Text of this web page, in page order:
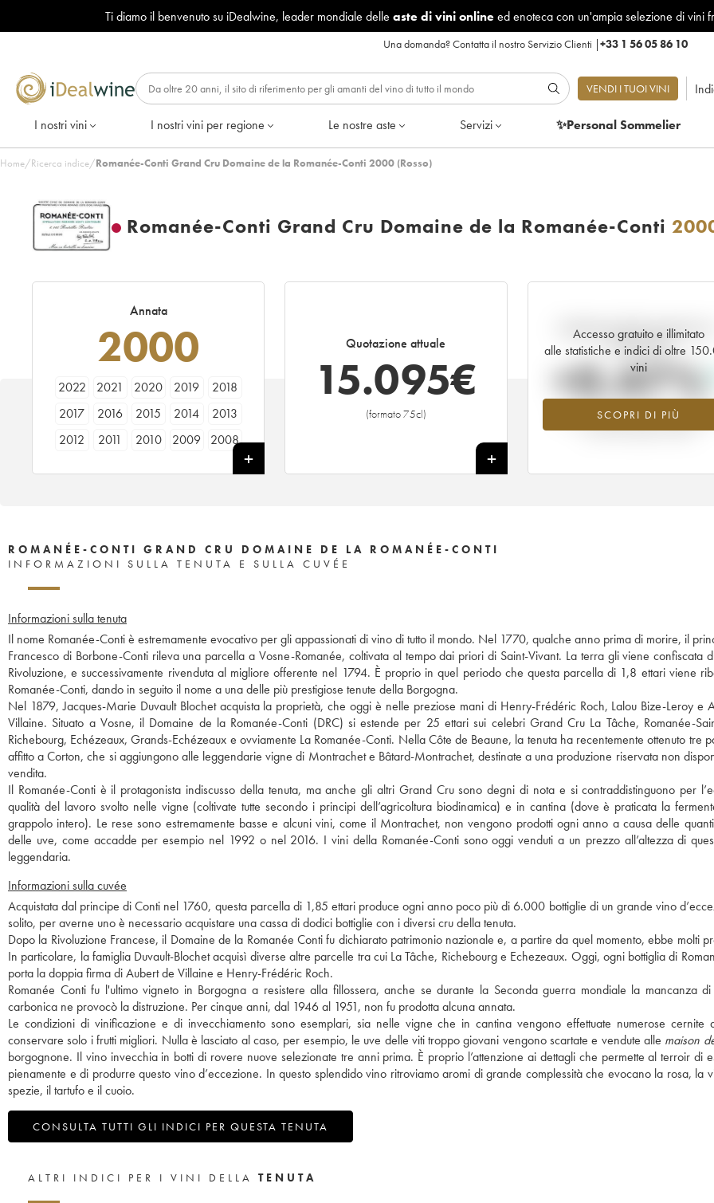
Ti diamo il benvenuto su iDealwine, leader mondiale delle aste di vini onlineed enoteca con un'ampia selezione di vini
Una domanda?Contatta il nostro Servizio Clienti |+33 1 56 05 86 10
VENDI I TUOI VINI
I nostri vini I nostri vini per regione Le nostre aste Servizi ✨Personal Sommelier
Home/Ricerca indice/Romanée-Conti Grand Cru Domaine de la Romanée-Conti 2000 (Rosso)
Romanée-Conti Grand Cru Domaine de la Romanée-Conti
Annata
2000
2022 2021 2020 2019
2018
2017
2016 2015 2014
2013
2012
2011 2010 2009
2008
1992
1991 1990 1989
1988
1987
1986 1985 1984
1983
1977
1976
1972
1970
1967
1966
1965 1964 1963
1962
1961
1960 1959 1958
1957
1956
1955 1954 1953
1952
1945
1944 1943 1942
1940
1938
1937 1935
1931
1929 1928 1927
1926
1921 1899
Quotazione attuale
15.095€
(formato 75cl)
+
Accesso gratuito e illimitato
alle statistiche e indici di oltre
vini
SCOPRI DI PIÙ
Andamento della quotazione
tempo reale
+0.47%
Valore in aumento per l'annata
nel 2026 rispetto al 2025
ROMANÉE-CONTI GRAND CRU DOMAINE DE LA ROMANÉE-CONTI
INFORMAZIONI SULLA TENUTA E SULLA CUVÉE
Informazioni sulla tenuta
Il nome Romanée-Conti è estremamente evocativo per gli appassionati di vino di tutto il mondo. Nel 1770, qualche anno prima di morire, il
Francesco di Borbone-Conti rileva una parcella a Vosne-Romanée, coltivata al tempo dai priori di Saint-Vivant. La terra gli viene confiscata
Rivoluzione, e successivamente rivenduta al migliore offerente nel 1794. È proprio in quel periodo che questa parcella di 1,8 ettari viene
Romanée-Conti, dando in seguito il nome a una delle più prestigiose tenute della Borgogna.
Nel 1879, Jacques-Marie Duvault Blochet acquista la proprietà, che oggi è nelle preziose mani di Henry-Frédéric Roch, Lalou Bize-Leroy e
Villaine. Situato a Vosne, il Domaine de la Romanée-Conti (DRC) si estende per 25 ettari sui celebri Grand Cru La Tâche, Romanée-
Richebourg, Echézeaux, Grands-Echézeaux e ovviamente La Romanée-Conti. Nella Côte de Beaune, la tenuta ha recentemente ottenuto tre
affitto a Corton, che si aggiungono alle leggendarie vigne di Montrachet e Bâtard-Montrachet, destinate a una produzione riservata non
vendita.
Il Romanée-Conti è il protagonista indiscusso della tenuta, ma anche gli altri Grand Cru sono degni di nota e si contraddistinguono per
qualità del lavoro svolto nelle vigne (coltivate tutte secondo i principi dell’agricoltura biodinamica) e in cantina (dove è praticata la
grappolo intero). Le rese sono estremamente basse e alcuni vini, come il Montrachet, non vengono prodotti ogni anno a causa delle
delle uve, come accadde per esempio nel 1992 o nel 2016. I vini della Romanée-Conti sono oggi venduti a un prezzo all’altezza di
leggendaria.
Informazioni sulla cuvée
Acquistata dal principe di Conti nel 1760, questa parcella di 1,85 ettari produce ogni anno poco più di 6.000 bottiglie di un grande vino
solito, per averne uno è necessario acquistare una cassa di dodici bottiglie con i diversi cru della tenuta.
Dopo la Rivoluzione Francese, il Domaine de la Romanée Conti fu dichiarato patrimonio nazionale e, a partire da quel momento, ebbe molti
In particolare, la famiglia Duvault-Blochet acquisì diverse altre parcelle tra cui La Tâche, Richebourg e Echezeaux. Oggi, ogni bottiglia di
porta la doppia firma di Aubert de Villaine e Henry-Frédéric Roch.
Romanée Conti fu l'ultimo vigneto in Borgogna a resistere alla fillossera, anche se durante la Seconda guerra mondiale la mancanza
carbonica ne provocò la distruzione. Per cinque anni, dal 1946 al 1951, non fu prodotta alcuna annata.
Le condizioni di vinificazione e di invecchiamento sono esemplari, sia nelle vigne che in cantina vengono effettuate numerose cernite
conservare solo i frutti migliori. Nulla è lasciato al caso, per esempio, le uve delle viti troppo giovani vengono scartate e vendute alle maison
borgognone. Il vino invecchia in botti di rovere nuove selezionate tre anni prima. È proprio l’attenzione ai dettagli che permette al terroir di
pienamente e di produrre questo vino d’eccezione. In questo splendido vino ritroviamo aromi di grande complessità che evocano la rosa, la
spezie, il tartufo e il cuoio.
CONSULTA TUTTI GLI INDICI PER QUESTA TENUTA
ALTRI INDICI PER I VINI DELLA TENUTA